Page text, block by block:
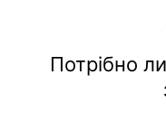
Потрібно